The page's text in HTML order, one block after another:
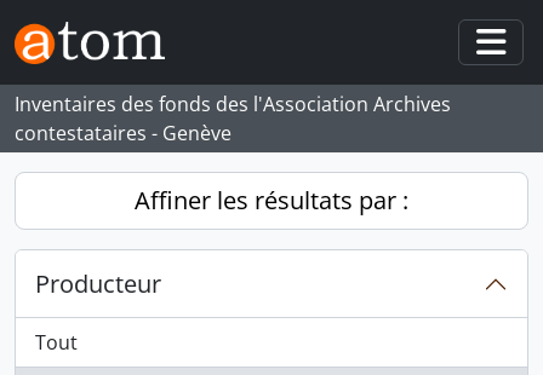
Skip to main content
Inventaires des fonds des l'Association Archives
contestataires - Genève
Affiner les résultats par :
Producteur
Tout